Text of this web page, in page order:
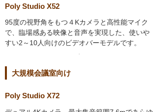
Poly Studio X52
95度の視野角をもつ４Kカメラと高性能マイク
で、臨場感ある映像と音声を実現した、使いや
すい2～10人向けのビデオバーモデルです。
大規模会議室向け
Poly Studio X72